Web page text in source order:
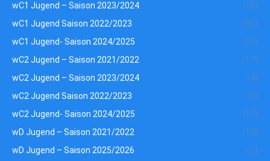
wC1 Jugend – Saison 2023/2024
(18)
wC1 Jugend Saison 2022/2023
(38)
wC1 Jugend- Saison 2024/2025
(26)
wC2 Jugend – Saison 2021/2022
(17)
wC2 Jugend – Saison 2023/2024
(4)
wC2 Jugend Saison 2022/2023
(9)
wC2 Jugend- Saison 2024/2025
(17)
wD Jugend – Saison 2021/2022
(13)
wD Jugend – Saison 2025/2026
(3)